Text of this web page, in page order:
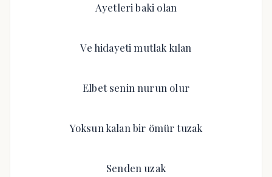
Ayetleri baki olan
Ve hidayeti mutlak kılan
Elbet senin nurun olur
Yoksun kalan bir ömür tuzak
Senden uzak